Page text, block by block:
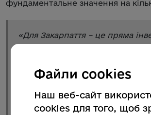
фундаментальне значення на
«Для Закарпаття – це пряма
розвиток громад,
безпеку та цивільний захист.
ініціатива є інструментом
держави, а для ЄС – надійним
фундаментом для
Файли cookies
Наш веб-сайт
cookies для того, щоб